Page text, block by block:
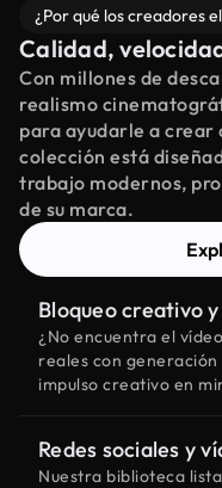
¿Por qué los creadores
Calidad,
Con millones de
realismo
para ayudarle a crear
colección está
trabajo modernos,
de su marca.
Bloqueo creativo
¿No encuentra el
reales con
impulso creativo en
Redes sociales y
Nuestra biblioteca